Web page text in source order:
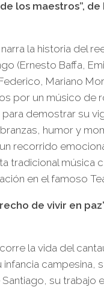
los maestros”, de
la historia del
(Ernesto Baffa,
Mariano
por un músico de
demostrar su
humor y
recorrido
tradicional música
en el famoso
de vivir en
la vida del
campesina,
su trabajo